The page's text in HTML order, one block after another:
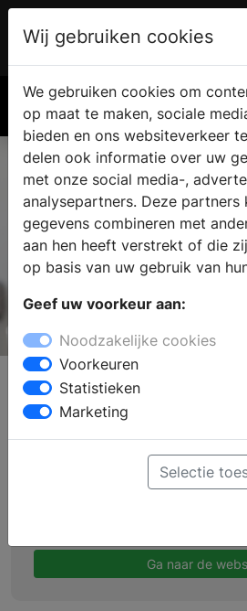
Wavedesign
Producten
Brochure
Ga naar de
Wij gebruiken cookies
We gebruiken cookies om
op maat te maken, sociale
bieden en ons websiteverkeer
delen ook informatie over uw
met onze social media-,
analysepartners. Deze partners
gegevens combineren met
aan hen heeft verstrekt of die
op basis van uw gebruik van
Geef uw voorkeur aan:
Noodzakelijke cookies
Voorkeuren
Statistieken
Marketing
Selectie